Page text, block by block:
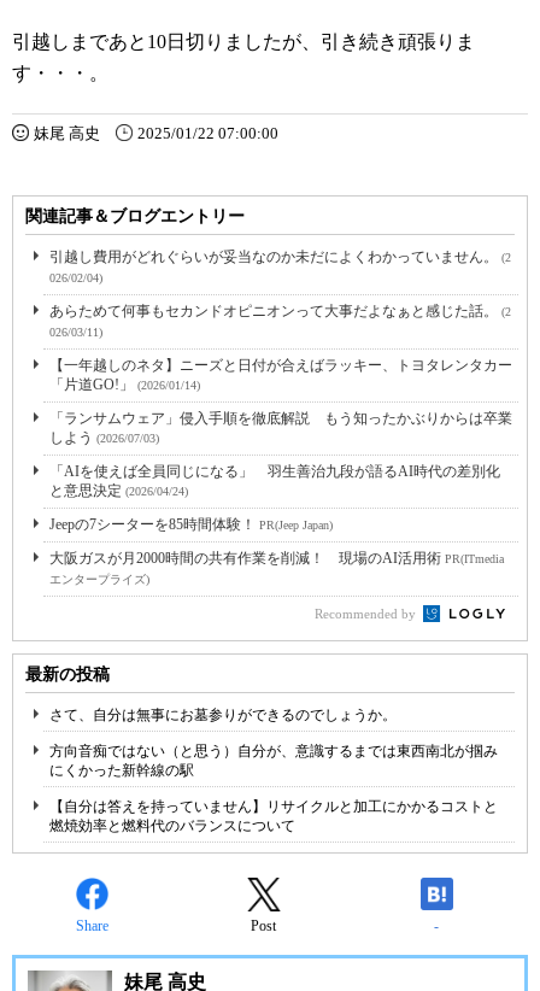
引越しまであと10日切りましたが、引き続き頑張りま
す・・・。
妹尾 高史 2025/01/22 07:00:00
関連記事＆ブログエントリー
引越し費用がどれぐらいが妥当なのか未だによくわかっていません。
(2
026/02/04)
あらためて何事もセカンドオピニオンって大事だよなぁと感じた話。
(2
026/03/11)
【一年越しのネタ】ニーズと日付が合えばラッキー、トヨタレンタカー
「片道GO!」
(2026/01/14)
「ランサムウェア」侵入手順を徹底解説 もう知ったかぶりからは卒業
しよう (2026/07/03)
「AIを使えば全員同じになる」 羽生善治九段が語るAI時代の差別化
と意思決定 (2026/04/24)
Jeepの7シーターを85時間体験！ PR(Jeep Japan)
大阪ガスが月2000時間の共有作業を削減！ 現場のAI活用術 PR(ITmedia
エンタープライズ)
Recommended by
最新の投稿
さて、自分は無事にお墓参りができるのでしょうか。
方向音痴ではない（と思う）自分が、意識するまでは東西南北が掴み
にくかった新幹線の駅
【自分は答えを持っていません】リサイクルと加工にかかるコストと
燃焼効率と燃料代のバランスについて
Share Post -
妹尾 高史